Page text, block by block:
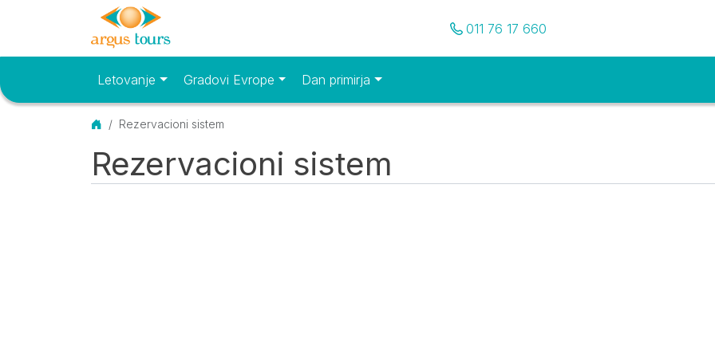
Pozovite nas
011 76 17 660
Osnovni meniLetovanje Gradovi Evrope Dan primirja
Početna
Rezervacioni sistem
Rezervacioni sistem